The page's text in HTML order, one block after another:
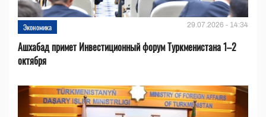
Экономика 29.07.2026 - 14:34
Ашхабад примет Инвестиционный форум Туркменистана 1–2
октября